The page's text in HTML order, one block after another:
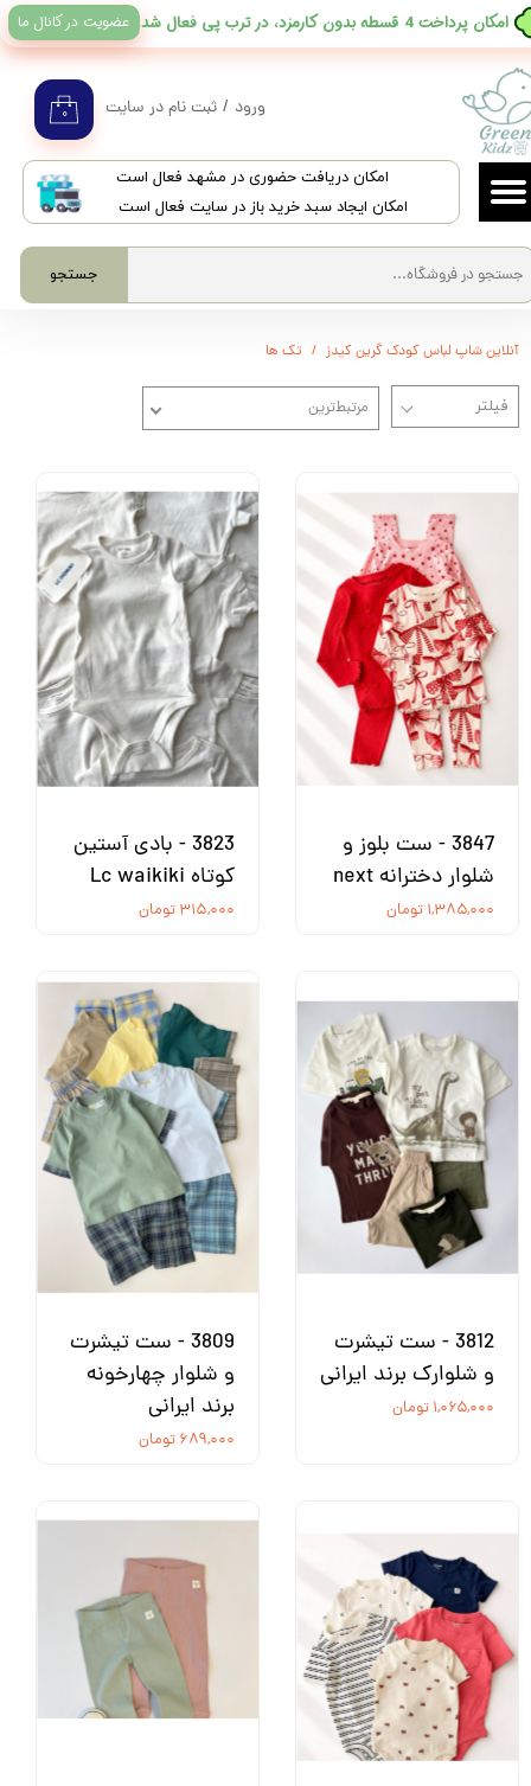
​امکان دریافت حضوری در مشهد فعال است
امکان ایجاد سبد خرید باز در سایت فعال است
جستجو
۰ ورود / ثبت نام در سایت
حساب کاربری من
تغییر گذر واژه
سفارشات
خروج از حساب کاربری
​امکان پرداخت 4 قسطه بدون کارمزد، در ترب پی فعال شد عضویت در کانال ما
آنلاین شاپ لباس کودک گرین کیدز تک ها
مرتبط‌ترین
3847 - ست بلوز و
شلوار دخترانه next
۱,۳۸۵,۰۰۰ تومان
3823 - بادی آستین
کوتاه Lc waikiki
۳۱۵,۰۰۰ تومان
3812 - ست تیشرت
و شلوارک برند ایرانی
۱,۰۶۵,۰۰۰ تومان
3809 - ست تیشرت
و شلوار چهارخونه
برند ایرانی
۶۸۹,۰۰۰ تومان